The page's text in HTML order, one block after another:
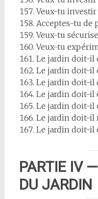
Veux-tu investir
Acceptes-tu de
Veux-tu
Veux-tu
Le jardin doit-il
Le jardin doit-il
Le jardin doit-il
Le jardin doit-il
Le jardin doit-il
Le jardin doit-il
Le jardin doit-il
PARTIE IV
DU JARDIN